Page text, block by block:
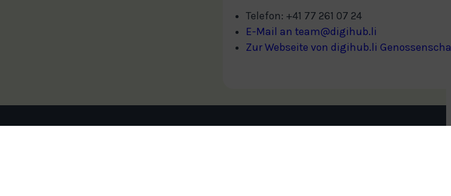
Telefon: +41 77 261 07 24
E-Mail an team@digihub.li
Zur Webseite von digihub.li